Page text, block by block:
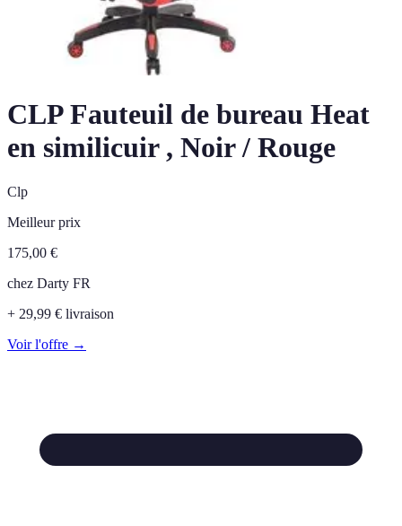
CLP Fauteuil de bureau Heat
en similicuir , Noir / Rouge
Clp
Meilleur prix
175,00 €
chez Darty FR
+ 29,99 € livraison
Voir l'offre →